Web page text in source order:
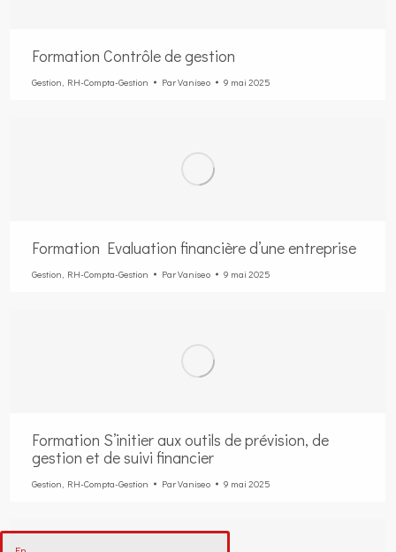
Formation Contrôle de gestion
Gestion, RH-Compta-Gestion ParVaniseo 9 mai 2025
Formation Evaluation financière d’une entreprise
Gestion, RH-Compta-Gestion ParVaniseo 9 mai 2025
Formation S’initier aux outils de prévision, de
gestion et de suivi financier
Gestion, RH-Compta-Gestion ParVaniseo 9 mai 2025